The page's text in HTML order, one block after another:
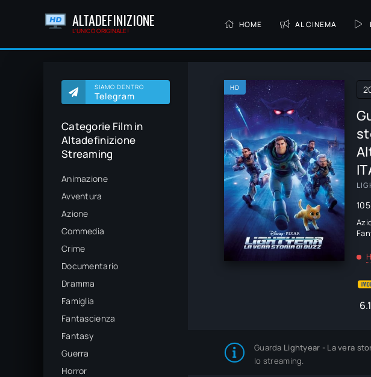
ALTADEFINIZIONE
L'UNICO ORIGINALE!
HOME AL CINEMA
SIAMO DENTRO
Telegram
Categorie Film in
Altadefinizione
Streaming
Animazione
Avventura
Azione
Commedia
Crime
Documentario
Dramma
Famiglia
Fantascienza
Fantasy
Guerra
Horror
HD
6.1
Guarda Lightyear - La vera
lo streaming.